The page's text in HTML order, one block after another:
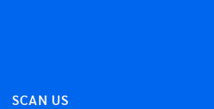
SCAN US